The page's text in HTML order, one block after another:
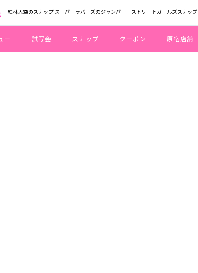
紅林大空のスナップ スーパーラバーズのジャンパー｜ストリートガールズスナップ
ー 試写会 スナップ クーポン 原宿店舗